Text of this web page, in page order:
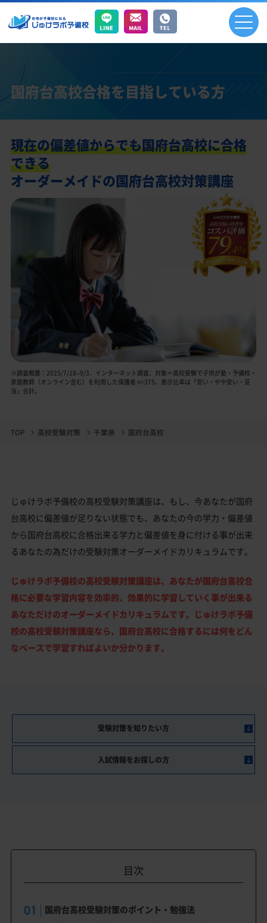
国府台高校合格を目指している方
現在の偏差値からでも国府台高校に合格
できる
オーダーメイドの国府台高校対策講座
※調査概要：2025/7/18–9/3、インターネット調査、対象＝高校受験で子供が塾・予備校・
家庭教師（オンライン含む）を利用した保護者 n=375。表示比率は「安い・やや安い・妥
当」合計。
TOP 高校受験対策 千葉県 国府台高校
じゅけラボ予備校の高校受験対策講座は、もし、今あなたが国府
台高校に偏差値が足りない状態でも、あなたの今の学力・偏差値
から国府台高校に合格出来る学力と偏差値を身に付ける事が出来
るあなたの為だけの受験対策オーダーメイドカリキュラムです。
じゅけラボ予備校の高校受験対策講座は、あなたが国府台高校合
格に必要な学習内容を効率的、効果的に学習していく事が出来る
あなただけのオーダーメイドカリキュラムです。じゅけラボ予備
校の高校受験対策講座なら、国府台高校に合格するには何をどん
なペースで学習すればよいか分かります。
受験対策を知りたい方
入試情報をお探しの方
目次
国府台高校受験対策のポイント・勉強法